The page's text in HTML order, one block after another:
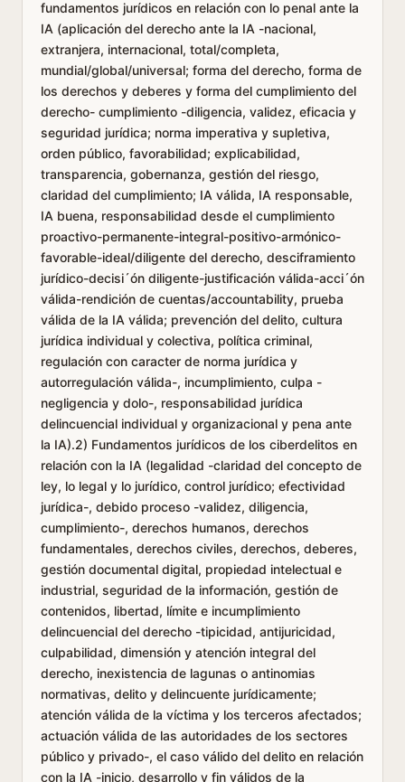
fundamentos jurídicos en relación con lo penal ante la
IA (aplicación del derecho ante la IA -nacional,
extranjera, internacional, total/completa,
mundial/global/universal; forma del derecho, forma de
los derechos y deberes y forma del cumplimiento del
derecho- cumplimiento -diligencia, validez, eficacia y
seguridad jurídica; norma imperativa y supletiva,
orden público, favorabilidad; explicabilidad,
transparencia, gobernanza, gestión del riesgo,
claridad del cumplimiento; IA válida, IA responsable,
IA buena, responsabilidad desde el cumplimiento
proactivo-permanente-integral-positivo-armónico-
favorable-ideal/diligente del derecho, desciframiento
jurídico-decisi´ón diligente-justificación válida-acci´ón
válida-rendición de cuentas/accountability, prueba
válida de la IA válida; prevención del delito, cultura
jurídica individual y colectiva, política criminal,
regulación con caracter de norma jurídica y
autorregulación válida-, incumplimiento, culpa -
negligencia y dolo-, responsabilidad jurídica
delincuencial individual y organizacional y pena ante
la IA).2) Fundamentos jurídicos de los ciberdelitos en
relación con la IA (legalidad -claridad del concepto de
ley, lo legal y lo jurídico, control jurídico; efectividad
jurídica-, debido proceso -validez, diligencia,
cumplimiento-, derechos humanos, derechos
fundamentales, derechos civiles, derechos, deberes,
gestión documental digital, propiedad intelectual e
industrial, seguridad de la información, gestión de
contenidos, libertad, límite e incumplimiento
delincuencial del derecho -tipicidad, antijuricidad,
culpabilidad, dimensión y atención integral del
derecho, inexistencia de lagunas o antinomias
normativas, delito y delincuente jurídicamente;
atención válida de la víctima y los terceros afectados;
actuación válida de las autoridades de los sectores
público y privado-, el caso válido del delito en relación
con la IA -inicio, desarrollo y fin válidos de la